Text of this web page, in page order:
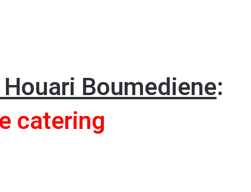
Boumediene:
catering